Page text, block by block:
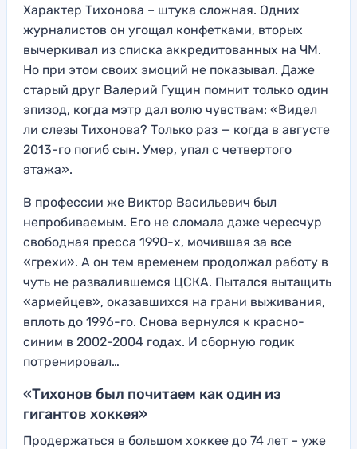
Характер Тихонова – штука сложная. Одних
журналистов он угощал конфетками, вторых
вычеркивал из списка аккредитованных на ЧМ.
Но при этом своих эмоций не показывал. Даже
старый друг Валерий Гущин помнит только один
эпизод, когда мэтр дал волю чувствам: «Видел
ли слезы Тихонова? Только раз — когда в августе
2013-го погиб сын. Умер, упал с четвертого
этажа».
В профессии же Виктор Васильевич был
непробиваемым. Его не сломала даже чересчур
свободная пресса 1990-х, мочившая за все
«грехи». А он тем временем продолжал работу в
чуть не развалившемся ЦСКА. Пытался вытащить
«армейцев», оказавшихся на грани выживания,
вплоть до 1996-го. Снова вернулся к красно-
синим в 2002-2004 годах. И сборную годик
потренировал…
«Тихонов был почитаем как один из
гигантов хоккея»
Продержаться в большом хоккее до 74 лет – уже